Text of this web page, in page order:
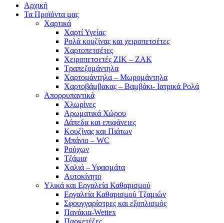
Αρχική
Τα Προϊόντα μας
Χαρτικά
Χαρτί Υγείας
Ρολά κουζίνας και χειροπετσέτες
Χαρτοπετσέτες
Χειροπετσετές ΖΙΚ – ΖΑΚ
Τραπεζομάντηλα
Χαρτομάντηλα – Μωρομάντηλα
Χαρτοβάμβακας – Βαμβάκι- Ιατρικά Ρολά
Απορρυπαντικά
Χλωρίνες
Αρωματικά Χώρου
Δάπεδα και επιφάνειες
Κουζίνας και Πιάτων
Μπάνιο – WC
Ρούχων
Τζάμια
Χαλιά – Υφασμάτα
Αυτοκίνητο
Υλικά και Εργαλεία Καθαρισμού
Εργαλεία Καθαρισμού Τζαμιών
Σφουγγαρίστρες και εξοπλισμός
Πανάκια-Wettex
Παρκετέζες